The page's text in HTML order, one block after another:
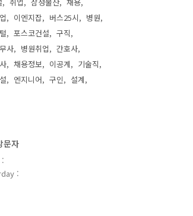
이엔지잡 버스25시
병원
포스코건설
구직
사
병원취업
간호사
채용정보 이공계
기술직
엔지니어 구인
설계
문자
: